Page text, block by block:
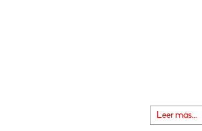
Leer más...